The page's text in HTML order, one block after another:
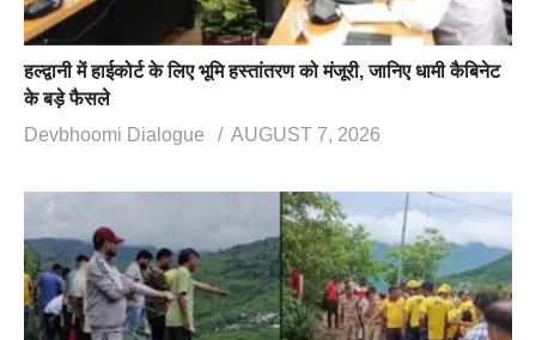
हल्द्वानी में हाईकोर्ट के लिए भूमि हस्तांतरण को मंजूरी, जानिए धामी कैबिनेट
के बड़े फैसले
Devbhoomi Dialogue
AUGUST 7, 2026